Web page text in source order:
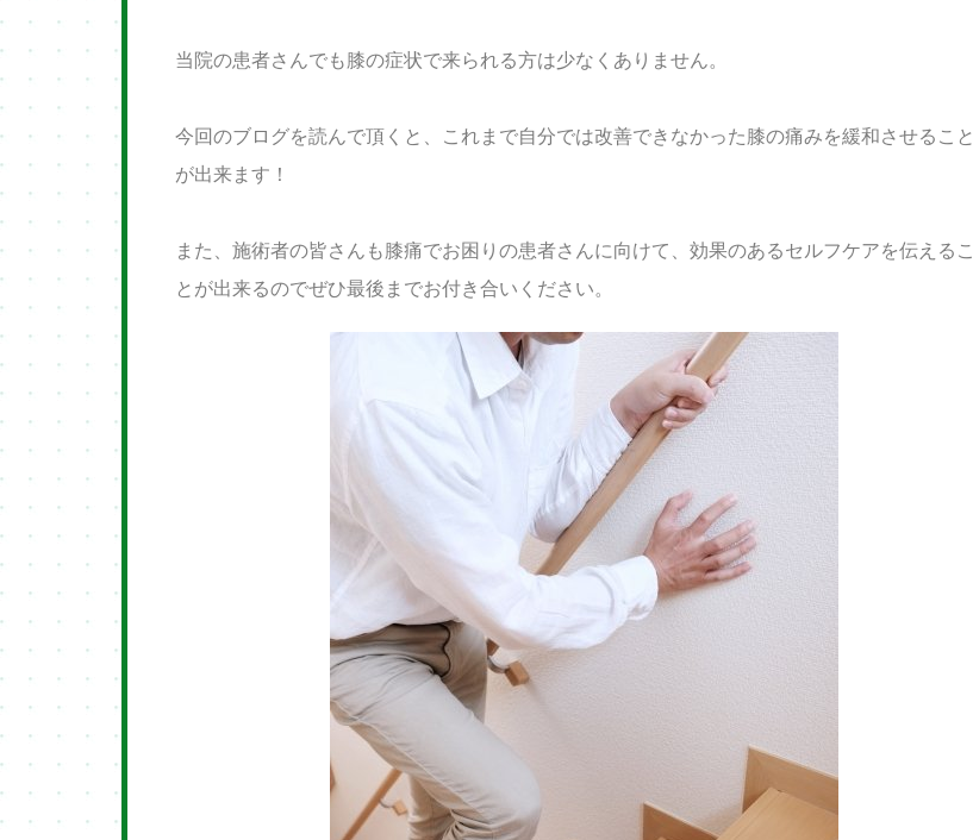
当院の患者さんでも膝の症状で来られる方は少なくありません。
今回のブログを読んで頂くと、これまで自分では改善できなかった膝の痛みを緩和させること
が出来ます！
また、施術者の皆さんも膝痛でお困りの患者さんに向けて、効果のあるセルフケアを伝えるこ
とが出来るのでぜひ最後までお付き合いください。